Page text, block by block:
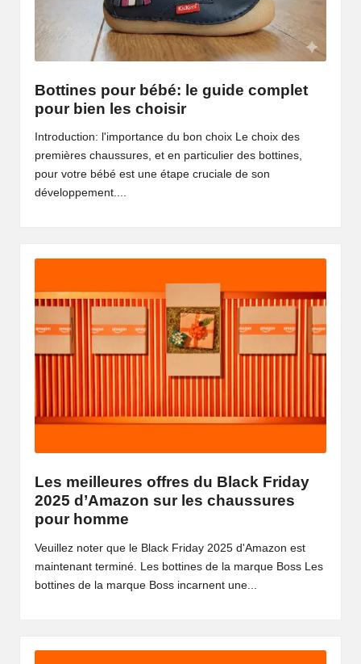
Bottines pour bébé: le guide complet
pour bien les choisir
Introduction: l'importance du bon choix Le choix des
premières chaussures, et en particulier des bottines,
pour votre bébé est une étape cruciale de son
développement....
Les meilleures offres du Black Friday
2025 d’Amazon sur les chaussures
pour homme
Veuillez noter que le Black Friday 2025 d'Amazon est
maintenant terminé. Les bottines de la marque Boss Les
bottines de la marque Boss incarnent une...